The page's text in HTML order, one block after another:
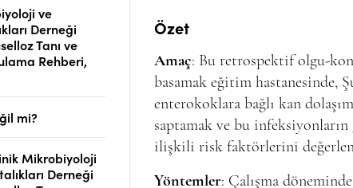
TWITTER
ve
Derneği
Tanı ve
Rehberi,
mi?
Mikrobiyoloji
Derneği
Özet
Amaç: Bu retrospektif olgu-
basamak eğitim hastanesinde,
enterokoklara bağlı kan
saptamak ve bu
ilişkili risk faktörlerini
Yöntemler: Çalışma